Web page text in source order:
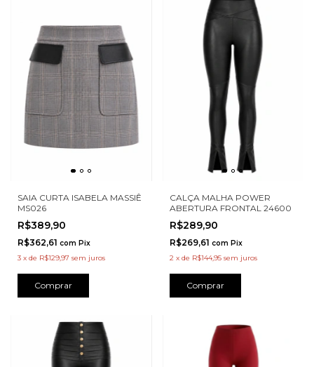
SAIA CURTA ISABELA MASSIÊ
MS026
R$389,90
R$362,61 com Pix
3 x de R$129,97 sem juros
Comprar
CALÇA MALHA POWER
ABERTURA FRONTAL 24600
R$289,90
R$269,61 com Pix
2 x de R$144,95 sem juros
Comprar